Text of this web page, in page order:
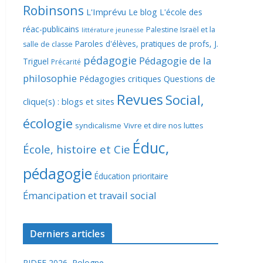
Robinsons L'Imprévu Le blog L'école des
réac-publicains littérature jeunesse Palestine Israël et la
salle de classe Paroles d'élèves, pratiques de profs, J.
Triguel Précarité pédagogie Pédagogie de la
philosophie Pédagogies critiques Questions de
clique(s) : blogs et sites RevuesSocial,
écologie syndicalisme Vivre et dire nos luttes
École, histoire et Cie Éduc,
pédagogie Éducation prioritaire
Émancipation et travail social
Derniers articles